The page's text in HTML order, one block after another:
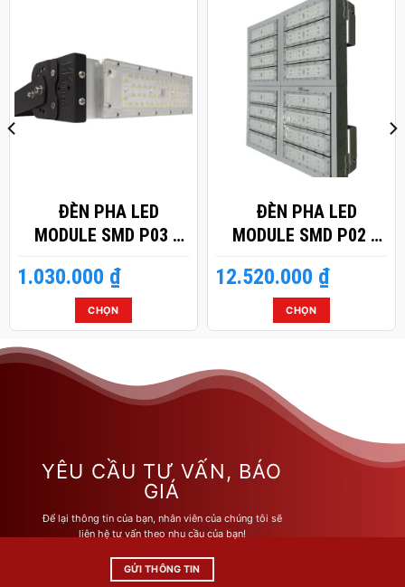
ĐÈN PHA LED
MODULE SMD P03 –
CÔNG SUẤT 50W
1.030.000 ₫
CHỌN
Sản
có
nhiều
Các
có
thể
được
chọn
ĐÈN PHA LED
MODULE SMD P02 –
CÔNG SUẤT 800W
12.520.000 ₫
CHỌN
Sản
nhiều
biến
thể.
YÊU CẦU TƯ VẤN, BÁO
GIÁ
Để lại thông tin của bạn, nhân viên của chúng tôi sẽ
liên hệ tư vấn theo nhu cầu của bạn!
GỬI THÔNG TIN